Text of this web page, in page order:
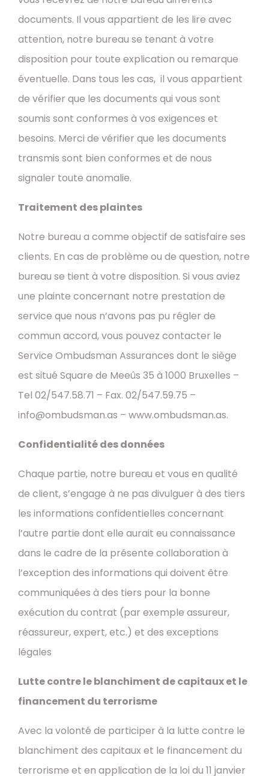
documents. Il vous appartient de les lire avec
attention, notre bureau se tenant à votre
disposition pour toute explication ou remarque
éventuelle. Dans tous les cas, il vous appartient
de vérifier que les documents qui vous sont
soumis sont conformes à vos exigences et
besoins. Merci de vérifier que les documents
transmis sont bien conformes et de nous
signaler toute anomalie.
Traitement des plaintes
Notre bureau a comme objectif de satisfaire ses
clients. En cas de problème ou de question, notre
bureau se tient à votre disposition. Si vous aviez
une plainte concernant notre prestation de
service que nous n’avons pas pu régler de
commun accord, vous pouvez contacter le
Service Ombudsman Assurances dont le siège
est situé Square de Meeûs 35 à 1000 Bruxelles –
Tel 02/547.58.71 – Fax. 02/547.59.75 –
info@ombudsman.as – www.ombudsman.as.
Confidentialité des données
Chaque partie, notre bureau et vous en qualité
de client, s’engage à ne pas divulguer à des tiers
les informations confidentielles concernant
l’autre partie dont elle aurait eu connaissance
dans le cadre de la présente collaboration à
l’exception des informations qui doivent être
communiquées à des tiers pour la bonne
exécution du contrat (par exemple assureur,
réassureur, expert, etc.) et des exceptions
légales
Lutte contre le blanchiment de capitaux et le
financement du terrorisme
Avec la volonté de participer à la lutte contre le
blanchiment des capitaux et le financement du
terrorisme et en application de la loi du 11 janvier